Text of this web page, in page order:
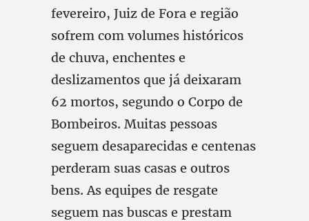
fevereiro, Juiz de Fora e região
sofrem com volumes históricos
de chuva, enchentes e
deslizamentos que já deixaram
62 mortos, segundo o Corpo de
Bombeiros. Muitas pessoas
seguem desaparecidas e centenas
perderam suas casas e outros
bens. As equipes de resgate
seguem nas buscas e prestam